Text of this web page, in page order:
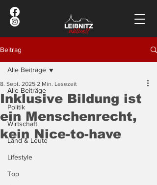
Beitrag
Alle Beiträge
Politik
Wirtschaft
Land & Leute
Lifestyle
Top
Alle Beiträge
Inklusive Bildung ist
ein Menschenrecht,
kein Nice-to-have
8. Sept. 2025 2 Min. Lesezeit